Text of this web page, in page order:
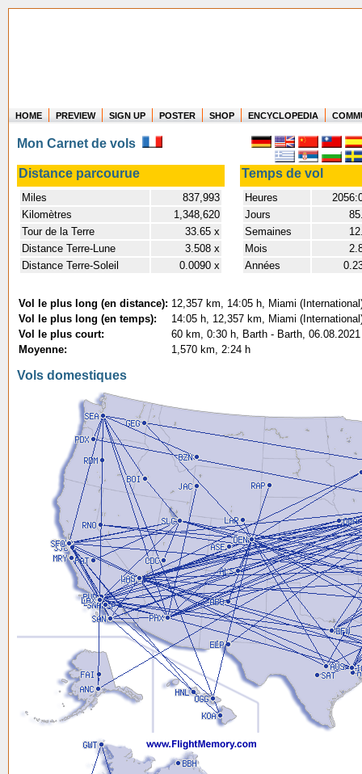
Where in the world have you flown?
How long have you been in the air?
Create your own FlightMemory and see!
HOME PREVIEW SIGN UP POSTER SHOP ENCYCLOPEDIA
Mon Carnet de vols
Distance parcourue Temps de vol
Miles
837,993
Kilomètres
1,348,620
Tour de la Terre
33.65 x
Distance Terre-Lune
3.508 x
Distance Terre-Soleil
0.0090 x
Heures
Jours
Semaines
Mois
Années
Vol le plus long (en distance): 12,357 km, 14:05 h, Miami
Vol le plus long (en temps):
14:05 h, 12,357 km, Miami
Vol le plus court:
60 km, 0:30 h, Barth - Barth, 06.08.2021
Moyenne:
1,570 km, 2:24 h
Vols domestiques